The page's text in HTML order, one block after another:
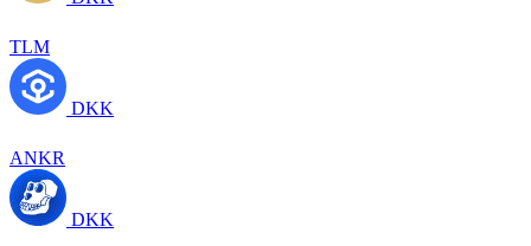
TLM
DKK
ANKR
DKK